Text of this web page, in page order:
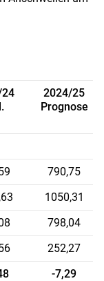
2024/25
Prognose
790,75
1050,31
798,04
252,27
-7,29